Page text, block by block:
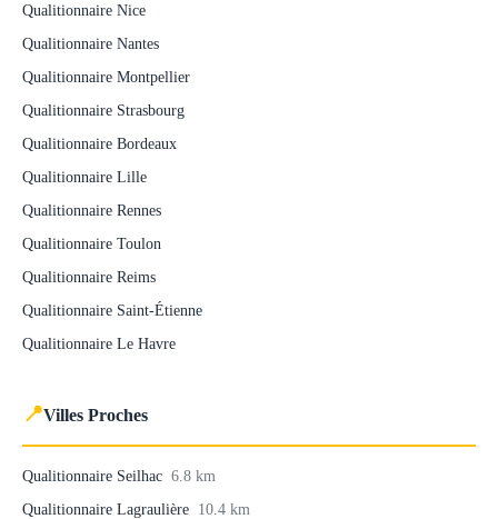
Qualitionnaire Nice
Qualitionnaire Nantes
Qualitionnaire Montpellier
Qualitionnaire Strasbourg
Qualitionnaire Bordeaux
Qualitionnaire Lille
Qualitionnaire Rennes
Qualitionnaire Toulon
Qualitionnaire Reims
Qualitionnaire Saint-Étienne
Qualitionnaire Le Havre
📍Villes Proches
Qualitionnaire Seilhac 6.8 km
Qualitionnaire Lagraulière 10.4 km